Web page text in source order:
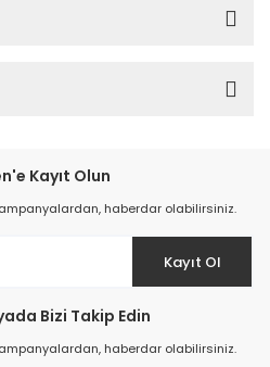
Kayıt Olun
haberdar olabilirsiniz.
Kayıt Ol
Bizi Takip Edin
haberdar olabilirsiniz.